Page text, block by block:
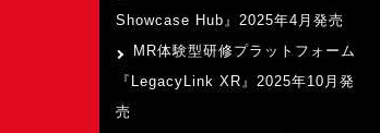
Showcase Hub』2025年4月発売
MR体験型研修プラットフォーム
『LegacyLink XR』2025年10月発
売